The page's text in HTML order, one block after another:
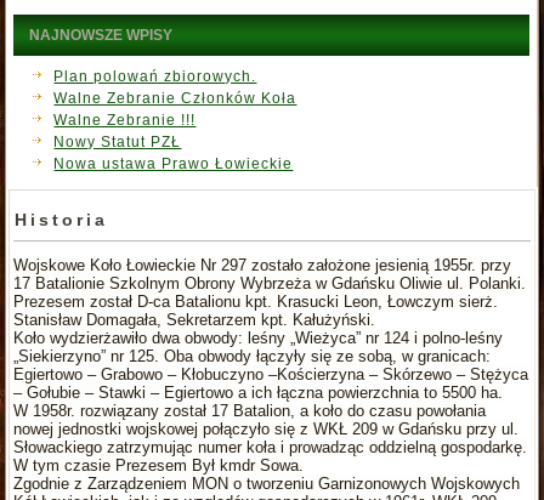
NAJNOWSZE WPISY
Plan polowań zbiorowych.
Walne Zebranie Członków Koła
Walne Zebranie !!!
Nowy Statut PZŁ
Nowa ustawa Prawo Łowieckie
Historia
Wojskowe Koło Łowieckie Nr 297 zostało założone jesienią 1955r. przy
17 Batalionie Szkolnym Obrony Wybrzeża w Gdańsku Oliwie ul. Polanki.
Prezesem został D-ca Batalionu kpt. Krasucki Leon, Łowczym sierż.
Stanisław Domagała, Sekretarzem kpt. Kałużyński.
Koło wydzierżawiło dwa obwody: leśny „Wieżyca” nr 124 i polno-leśny
„Siekierzyno” nr 125. Oba obwody łączyły się ze sobą, w granicach:
Egiertowo – Grabowo – Kłobuczyno –Kościerzyna – Skórzewo – Stężyca
– Gołubie – Stawki – Egiertowo a ich łączna powierzchnia to 5500 ha.
W 1958r. rozwiązany został 17 Batalion, a koło do czasu powołania
nowej jednostki wojskowej połączyło się z WKŁ 209 w Gdańsku przy ul.
Słowackiego zatrzymując numer koła i prowadząc oddzielną gospodarkę.
W tym czasie Prezesem Był kmdr Sowa.
Zgodnie z Zarządzeniem MON o tworzeniu Garnizonowych Wojskowych